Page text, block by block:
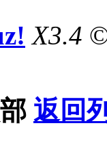
X3.4
返回